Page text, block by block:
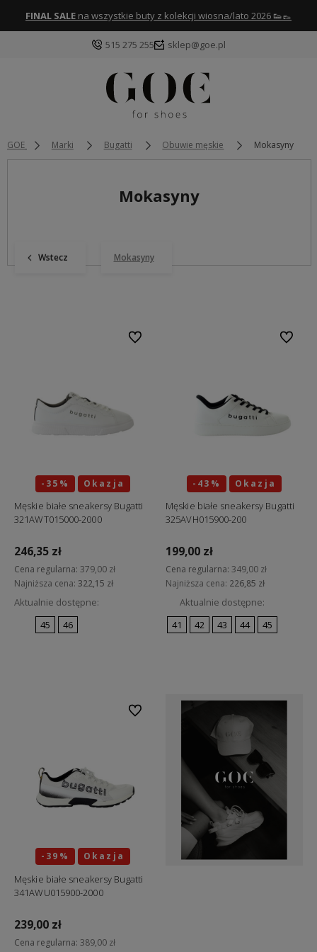
FINAL SALE na wszystkie buty z kolekcji wiosna/lato 2026 👟👞
515 275 255 sklep@goe.pl
GOE Marki Bugatti Obuwie męskie Mokasyny
Mokasyny
Wstecz Mokasyny
-35% Okazja
Męskie białe sneakersy Bugatti
321AWT015000-2000
246,35 zł
Cena regularna: 379,00 zł
Najniższa cena: 322,15 zł
Aktualnie dostępne:
45
46
Do ulubionych
-43% Okazja
Męskie białe sneakersy Bugatti
325AVH015900-200
199,00 zł
Cena regularna: 349,00 zł
Najniższa cena: 226,85 zł
Aktualnie dostępne:
41
42 43 44 45
Do
-39% Okazja
Męskie białe sneakersy Bugatti
341AWU015900-2000
239,00 zł
Cena regularna: 389,00 zł
Do ulubionych